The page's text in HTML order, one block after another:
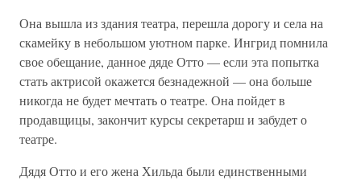
Она вышла из здания театра, перешла дорогу и села на
скамейку в небольшом уютном парке. Ингрид помнила
свое обещание, данное дяде Отто — если эта попытка
стать актрисой окажется безнадежной — она больше
никогда не будет мечтать о театре. Она пойдет в
продавщицы, закончит курсы секретарш и забудет о
театре.
Дядя Отто и его жена Хильда были единственными